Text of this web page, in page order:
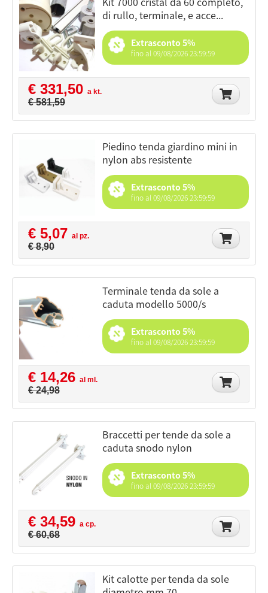
di rullo, terminale, e acce...
Extrasconto 5%
fino al 09/08/2026 23:59:59
€ 331,50 a kt.
€ 581,59
piedino tenda giardino mini in
nylon abs resistente
Extrasconto 5%
fino al 09/08/2026 23:59:59
€ 5,07 al pz.
€ 8,90
terminale tenda da sole a
caduta modello 5000/s
Extrasconto 5%
fino al 09/08/2026 23:59:59
€ 14,26 al ml.
€ 24,98
braccetti per tende da sole a
caduta snodo nylon
Extrasconto 5%
fino al 09/08/2026 23:59:59
€ 34,59 a cp.
€ 60,68
kit calotte per tenda da sole